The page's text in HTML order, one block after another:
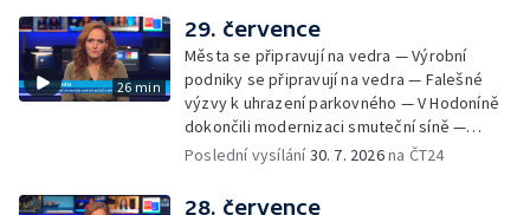
organismus — Kybernetický incident na
Masarykově univerzitě — Slavnostní
vyřazení absolventů Univerzity obran —
Letní kurzy umění pro mladé — Mobilní
kurníky pomáhají na poli
26 min
29. července
Města se připravují na vedra — Výrobní
podniky se připravují na vedra — Falešné
výzvy k uhrazení parkovného — V Hodoníně
dokončili modernizaci smuteční síně —
Chybějící toalety u dětských hřišť —
bývalého nákupního domu Letná — Končí 52.
Poslední vysílání30. 7. 2026na ČT24
28. července